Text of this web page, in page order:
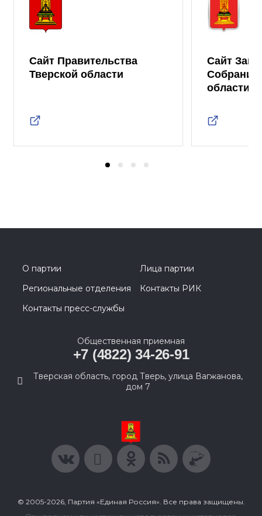
Сайт Правительства
Тверской области
Сайт
Собрания
области
О партии
Лица партии
Региональные отделения
Контакты РИК
Контакты пресс-службы
Общественная приемная
+7 (4822) 34-26-91
Тверская область, город Тверь, улица Вагжанова,
дом 7
© 2005-2026, Партия «Единая Россия». Все права защищены.